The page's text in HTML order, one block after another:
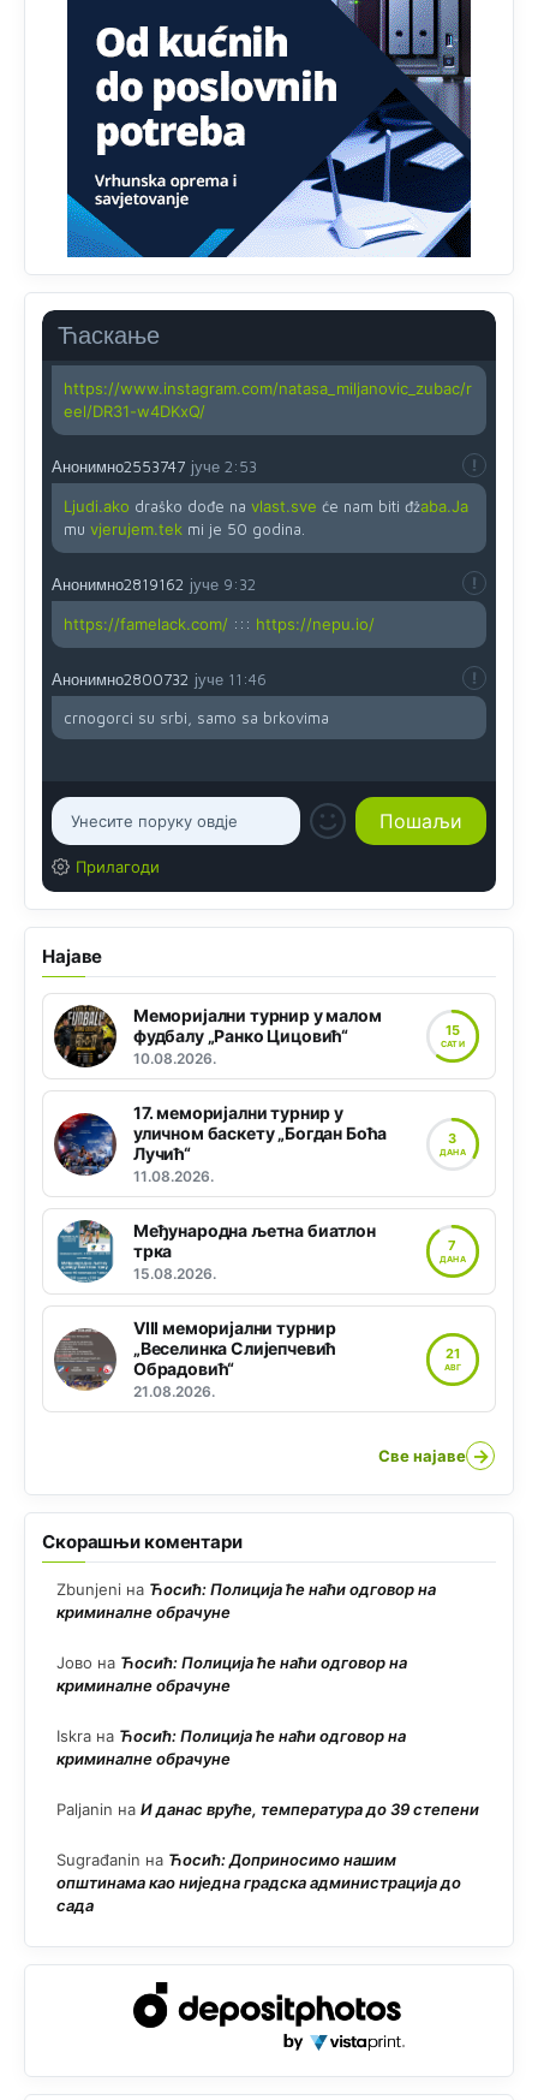
Ћаскање
(krstića) kružić ispred kandidata mora u potpunosti
obojiti (popuniti) uvedeno je isključivo zbog tehničkih
zahtjeva optičkih skenera.
Анонимно2818605 јуче
11:45
Ovo pravilo jeste unijelo opravdan strah, posebno kada
su u pitanju starije osobe, osobe sa slabijim vidom ili
drhtavom rukom
Анонимно2819033 јуче 12:24
Yes,nekada je bila corava kutija za IZBORE a danas su
coravi biraci.
Анонимно2819162
https://www.instagram.com/natasa_miljanovic_zubac/r
eel/DR31-w4DKxQ/
Анонимно2553747 јуче 2:53
Ljudi.ako draško dođe na vlast.sve će nam biti đžaba.Ja
mu vjerujem.tek mi je 50 godina.
Анонимно2819162 јуче 9:32
https://famelack.com/ ::: https://nepu.io/
Анонимно2800732 јуче 11:46
crnogorci su srbi, samo sa brkovima
Прилагоди
Најаве
Меморијални турнир у малом
фудбалу „Ранко Цицовић“
10.08.2026.
15
САТИ
17. меморијални турнир у
уличном баскету „Богдан Боћа
Лучић“
11.08.2026.
3
ДАНА
Међународна љетна биатлон
трка
15.08.2026.
7
ДАНА
VIII меморијални турнир
„Веселинка Слијепчевић
Обрадовић“
21.08.2026.
21
АВГ
Све најаве →
Скорашњи коментари
Zbunjeni на Ћосић: Полиција ће наћи одговор на
криминалне обрачуне
Јово на Ћосић: Полиција ће наћи одговор на
криминалне обрачуне
Iskra на Ћосић: Полиција ће наћи одговор на
криминалне обрачуне
Paljanin на И данас вруће, температура до 39 степени
Sugrađanin на Ћосић: Доприносимо нашим
општинама као ниједна градска администрација до
сада